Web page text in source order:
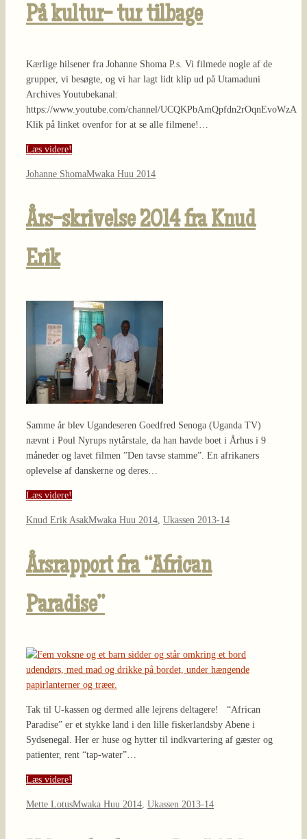
På kultur- tur tilbage
Kærlige hilsener fra Johanne Shoma P.s. Vi filmede nogle af de
grupper, vi besøgte, og vi har lagt lidt klip ud på Utamaduni
Archives Youtubekanal:
https://www.youtube.com/channel/UCQKPbAmQpfdn2rOqnEvoWzA
Klik på linket ovenfor for at se alle filmene!…
Læs videre!
Johanne ShomaMwaka Huu 2014
Års-skrivelse 2014 fra Knud
Erik
Samme år blev Ugandeseren Goedfred Senoga (Uganda TV)
nævnt i Poul Nyrups nytårstale, da han havde boet i Århus i 9
måneder og lavet filmen ”Den tavse stamme”. En afrikaners
oplevelse af danskerne og deres…
Læs videre!
Knud Erik AsakMwaka Huu 2014, Ukassen 2013-14
Årsrapport fra “African
Paradise”
Tak til U-kassen og dermed alle lejrens deltagere! “African
Paradise” er et stykke land i den lille fiskerlandsby Abene i
Sydsenegal. Her er huse og hytter til indkvartering af gæster og
patienter, rent “tap-water”…
Læs videre!
Mette LotusMwaka Huu 2014, Ukassen 2013-14